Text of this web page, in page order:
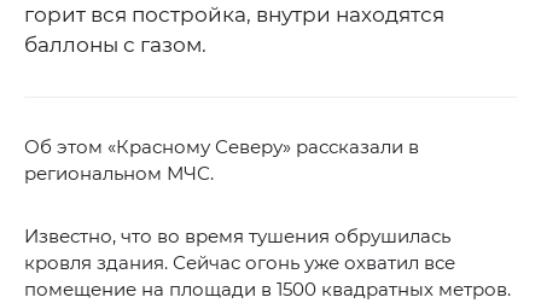
горит вся постройка, внутри находятся
баллоны с газом.
Об этом «Красному Северу» рассказали в
региональном МЧС.
Известно, что во время тушения обрушилась
кровля здания. Сейчас огонь уже охватил все
помещение на площади в 1500 квадратных метров.